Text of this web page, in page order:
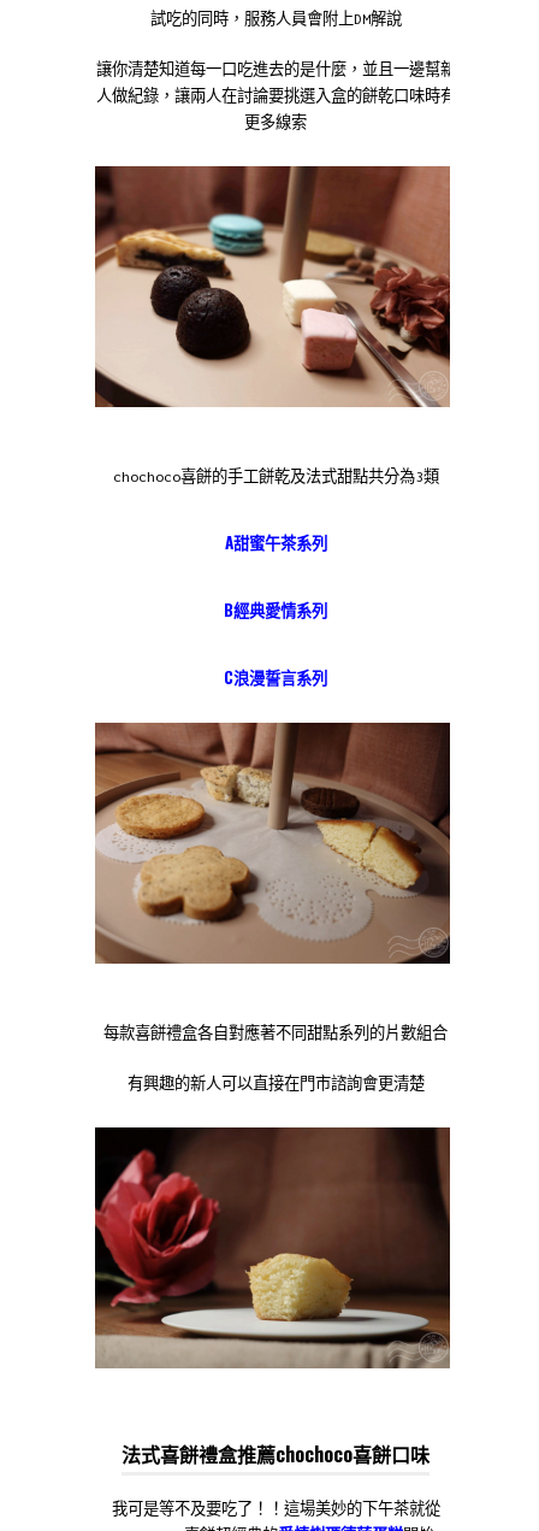
試吃的同時，服務人員會附上DM解說
讓你清楚知道每一口吃進去的是什麼，並且一邊幫新
人做紀錄，讓兩人在討論要挑選入盒的餅乾口味時有
更多線索
chochoco喜餅的手工餅乾及法式甜點共分為3類
A甜蜜午茶系列
B經典愛情系列
C浪漫誓言系列
每款喜餅禮盒各自對應著不同甜點系列的片數組合
有興趣的新人可以直接在門市諮詢會更清楚
法式喜餅禮盒推薦chochoco喜餅口味
我可是等不及要吃了！！這場美妙的下午茶就從